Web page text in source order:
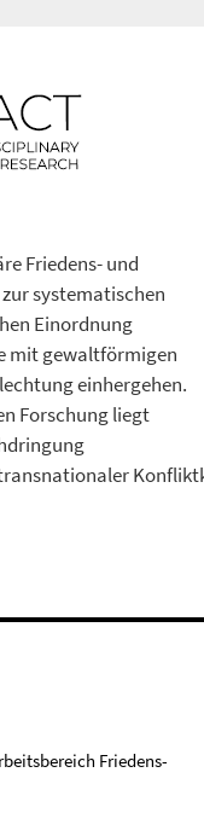
Friedens- und
systematischen
Einordnung
mit gewaltförmigen
einhergehen.
Forschung liegt
Friedens-